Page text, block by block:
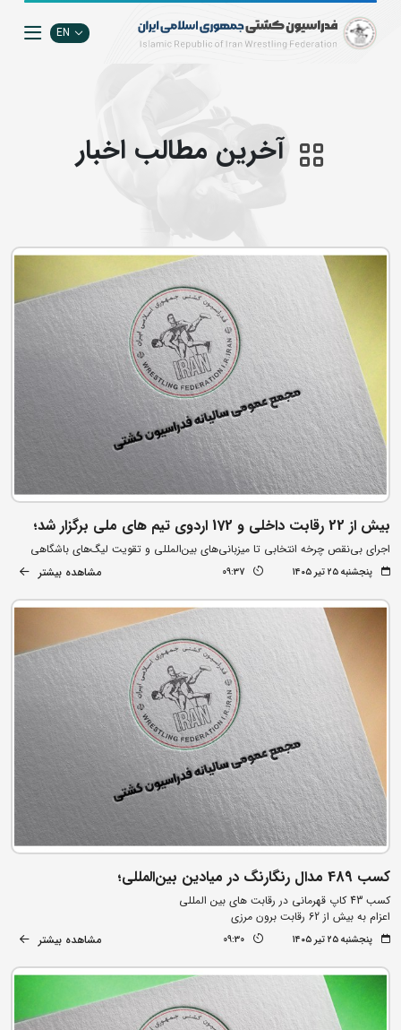
EN
آخرین مطالب اخبار
بیش از 22 رقابت داخلی و 172 اردوی تیم های ملی برگزار شد؛
اجرای بی‌نقص چرخه انتخابی تا میزبانی‌های بین‌المللی و تقویت لیگ‌های باشگاهی
پنجشنبه ۲۵ تیر ۱۴۰۵ 09:37 مشاهده بیشتر
کسب 489 مدال رنگارنگ در میادین بین‌المللی؛
کسب 43 کاپ قهرمانی در رقابت های بین المللی
اعزام به بیش از 62 رقابت برون مرزی
پنجشنبه ۲۵ تیر ۱۴۰۵ 09:30 مشاهده بیشتر